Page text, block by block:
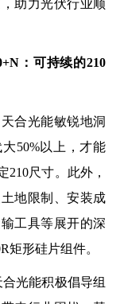
，助力光伏行业顺
N： 可持续的210
天合光能敏锐地洞
大50%以上，才能
210尺寸。 此外，
地限制、安装成
工具等展开的深
R矩形硅片组件。
光能积极倡导组